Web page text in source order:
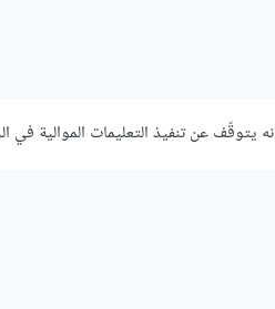
عن تنفيذ التعليمات الموالية في